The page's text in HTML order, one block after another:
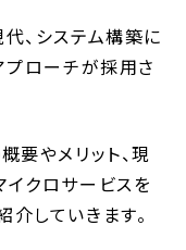
、システム構築に
プローチが採用さ
要やメリット、現
クロサービスを
していきます。